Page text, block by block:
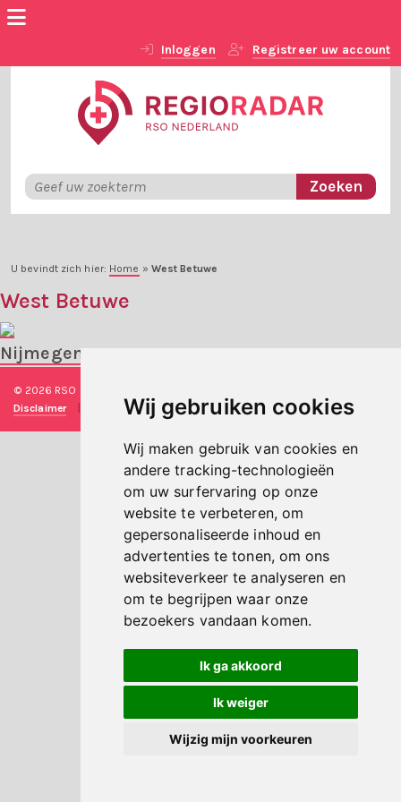
Wij gebruiken cookies
Wij maken gebruik van cookies en
andere tracking-technologieën
om uw surfervaring op onze
website te verbeteren, om
gepersonaliseerde inhoud en
advertenties te tonen, om ons
websiteverkeer te analyseren en
om te begrijpen waar onze
bezoekers vandaan komen.
Ik ga akkoord
Ik weiger
Wijzig mijn voorkeuren
Inloggen Registreer uw account
U bevindt zich hier: Home » West Betuwe
West Betuwe
Nijmegen
© 2026 RSO Nederland
Disclaimer
Privacy verklaring | Technische realisatieSieronline B.V.